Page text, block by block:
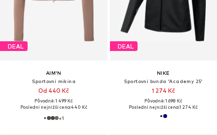
DEAL
AIM'N
Sportovní mikina
Od 440 Kč
Původně: 1 499 Kč
Poslední nejnižší cena:440 Kč
+1
DEAL
NIKE
Sportovní bunda 'Academy 25'
1 274 Kč
Původně: 1 698 Kč
Poslední nejnižší cena:1 274 Kč